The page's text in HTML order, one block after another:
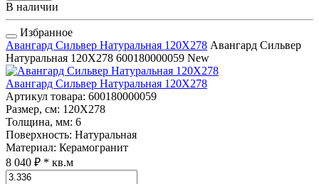
В наличии
Избранное
Авангард Сильвер Натуральная 120Х278 Авангард Сильвер
Натуральная 120Х278 600180000059 New
Авангард Сильвер Натуральная 120Х278
Артикул товара: 600180000059
Размер, см: 120Х278
Толщина, мм: 6
Поверхность: Натуральная
Материал: Керамогранит
8 040 ₽ * кв.м